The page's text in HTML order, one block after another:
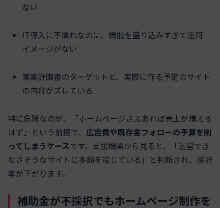
ない
IT導入に不慣れなのに、機能を盛り込みすぎて運用
イメージがない
事業計画書のターゲットと、実際に作る予定のサイト
の内容がズレている
特に危険なのが、「ホームページさえあれば売上が増える
はず」という前提で、 広告費や既存客フォローの予算を削
ってしまうケースです。支援機関から見ると、「運営でき
なさそうなサイトに多額を投じている」と判断され、採択
率が下がります。
補助金が不採択でもホームページ制作を